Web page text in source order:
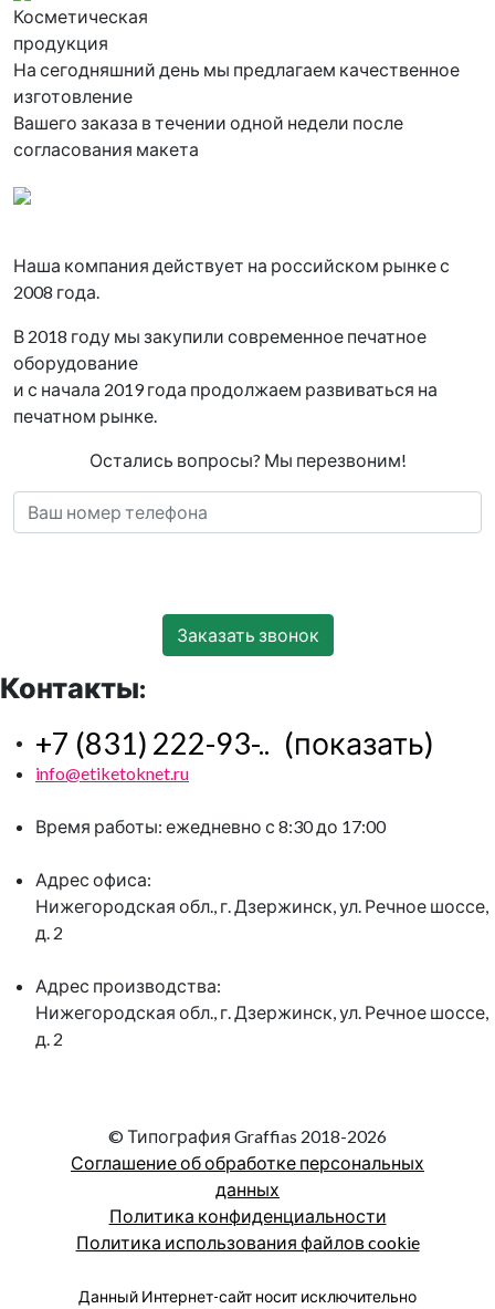
Косметическая
продукция
На сегодняшний день мы предлагаем качественное
изготовление
Вашего заказа в течении одной недели после
согласования макета
Наша компания действует на российском рынке с
2008 года.
В 2018 году мы закупили современное печатное
оборудование
и с начала 2019 года продолжаем развиваться на
печатном рынке.
Остались вопросы? Мы перезвоним!
Контакты:
+7 (831) 222-93-.. (показать)
info@etiketoknet.ru
Время работы: ежедневно с 8:30 до 17:00
Адрес офиса:
Нижегородская обл., г. Дзержинск, ул. Речное шоссе,
д. 2
Адрес производства:
Нижегородская обл., г. Дзержинск, ул. Речное шоссе,
д. 2
© Типография Graffias 2018-2026
Соглашение об обработке персональных
данных
Политика конфиденциальности
Политика использования файлов cookie
Данный Интернет-сайт носит исключительно